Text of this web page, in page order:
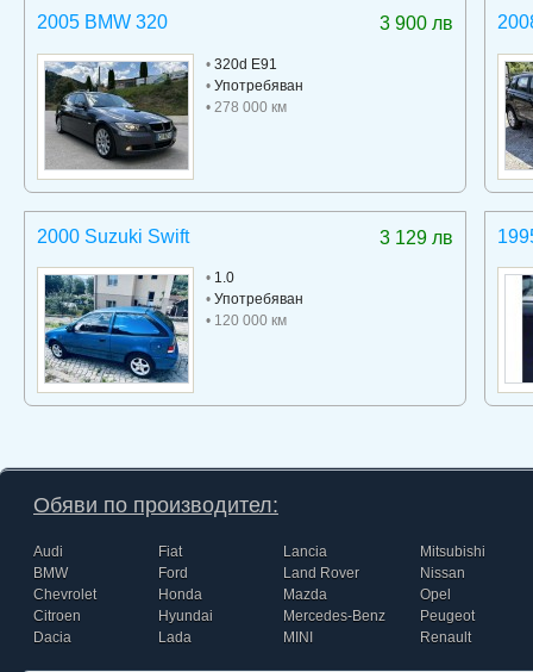
3 900 лв
2005 BMW 320
• 320d E91
• Употребяван
• 278 000 км
3 129 лв
2000 Suzuki Swift
• 1.0
• Употребяван
• 120 000 км
Обяви по производител:
Audi
BMW
Chevrolet
Citroen
Dacia
Fiat
Ford
Honda
Hyundai
Lada
Lancia
Land Rover
Mazda
Mercedes-Benz
MINI
Mitsubishi
Nissan
Opel
Peugeot
Renault